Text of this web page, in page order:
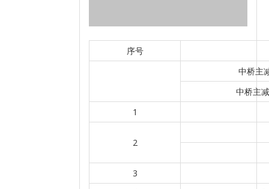
序号
中桥主
中桥主
1
2
3